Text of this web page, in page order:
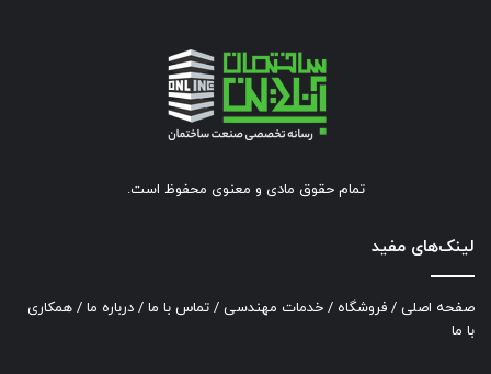
تمام حقوق مادی و معنوی محفوظ است.
لینک‌های مفید
صفحه اصلی / فروشگاه / خدمات مهندسی / تماس با ما / درباره ما / همکاری
با ما